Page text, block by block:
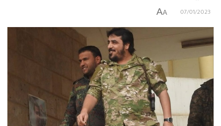
07/01/2023
A
A